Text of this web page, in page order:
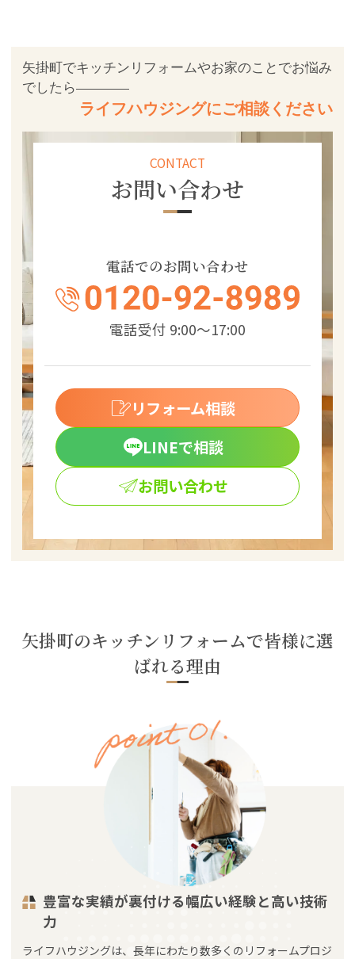
矢掛町でキッチンリフォームやお家のことでお悩み
でしたら
ライフハウジングにご相談ください
CONTACT
お問い合わせ
電話でのお問い合わせ
電話受付 9:00～17:00
リフォーム相談
LINEで相談
お問い合わせ
矢掛町のキッチンリフォームで皆様に選
ばれる理由
豊富な実績が裏付ける幅広い経験と高い技術
力
ライフハウジングは、長年にわたり数多くのリフォームプロジ